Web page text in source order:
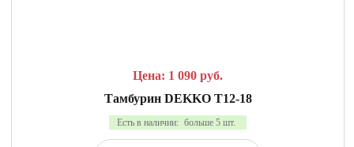
Цена: 1 090 руб.
Тамбурин DEKKO T12-18
Есть в наличии: больше 5 шт.